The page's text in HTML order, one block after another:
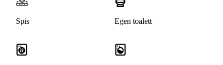
Spis Egen toalett